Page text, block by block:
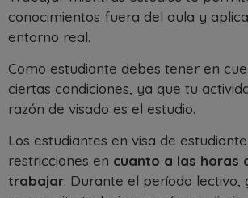
conocimientos fuera del aula y
entorno real.
Como estudiante debes tener en
ciertas condiciones, ya que tu
razón de visado es el estudio.
Los estudiantes en visa de
restricciones en cuanto a las horas
trabajar. Durante el período lectivo,